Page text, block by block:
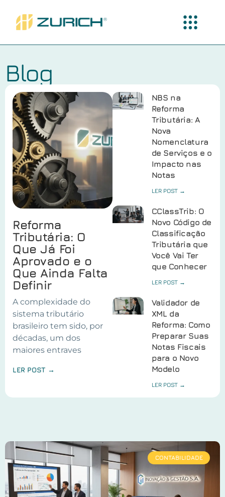
Blog
Reforma
Tributária: O
Que Já Foi
Aprovado e o
Que Ainda Falta
Definir
A complexidade do
sistema tributário
brasileiro tem sido, por
décadas, um dos
maiores entraves
LER POST →
NBS na
Reforma
Tributária: A
Nova
Nomenclatura
de Serviços e o
Impacto nas
Notas
LER POST →
CClassTrib: O
Novo Código de
Classificação
Tributária que
Você Vai Ter
que Conhecer
LER POST →
Validador de
XML da
Reforma: Como
Preparar Suas
Notas Fiscais
para o Novo
Modelo
LER POST →
CONTABILIDADE